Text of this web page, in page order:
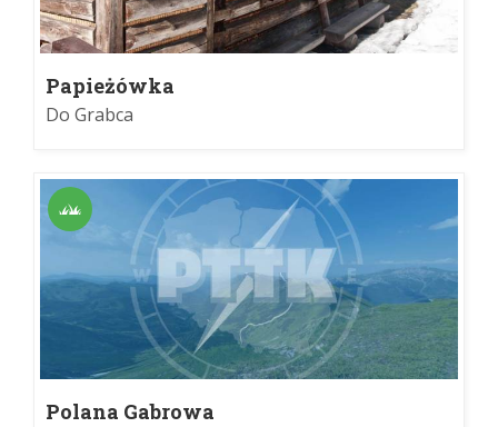
Papieżówka
Do Grabca
Polana Gabrowa